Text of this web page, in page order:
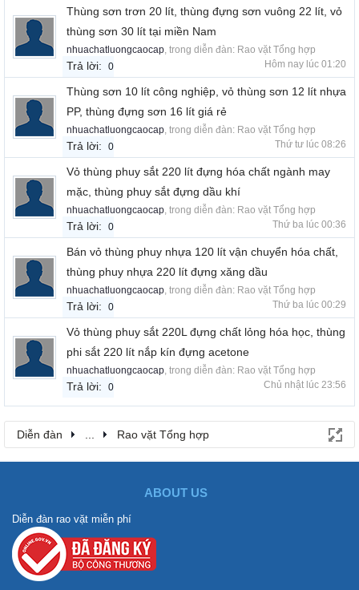
Thùng sơn trơn 20 lít, thùng đựng sơn vuông 22 lít, vỏ
thùng sơn 30 lít tại miền Nam
nhuachatluongcaocap, trong diễn đàn: Rao vặt Tổng hợp
Trả lời: 0 Hôm nay lúc 01:20
Thùng sơn 10 lít công nghiệp, vỏ thùng sơn 12 lít nhựa
PP, thùng đựng sơn 16 lít giá rẻ
nhuachatluongcaocap, trong diễn đàn: Rao vặt Tổng hợp
Trả lời: 0 Thứ tư lúc 08:26
Vỏ thùng phuy sắt 220 lít đựng hóa chất ngành may
mặc, thùng phuy sắt đựng dầu khí
nhuachatluongcaocap, trong diễn đàn: Rao vặt Tổng hợp
Trả lời: 0 Thứ ba lúc 00:36
Bán vỏ thùng phuy nhựa 120 lít vận chuyển hóa chất,
thùng phuy nhựa 220 lít đựng xăng dầu
nhuachatluongcaocap, trong diễn đàn: Rao vặt Tổng hợp
Trả lời: 0 Thứ ba lúc 00:29
Vỏ thùng phuy sắt 220L đựng chất lỏng hóa học, thùng
phi sắt 220 lít nắp kín đựng acetone
nhuachatluongcaocap, trong diễn đàn: Rao vặt Tổng hợp
Trả lời: 0 Chủ nhật lúc 23:56
Diễn đàn Rao vặt Tổng hợp
ABOUT US
Diễn đàn rao vặt miễn phí